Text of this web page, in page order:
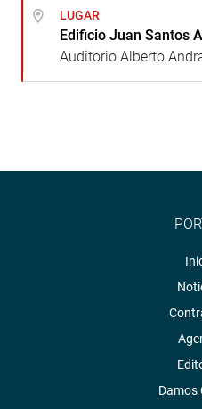
LUGAR
Edificio Juan Santos
Auditorio Alberto
Damos